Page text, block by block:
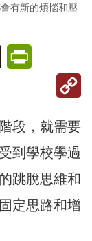
有新的煩惱和壓
X
段，就需要
到學校學過
跳脫思維和
定思路和增